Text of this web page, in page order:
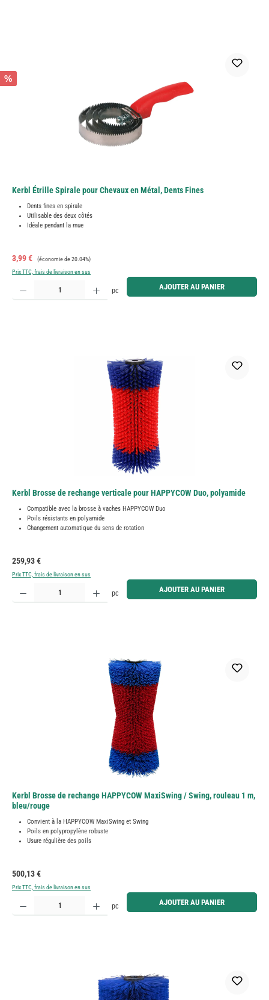
%
Kerbl Étrille Spirale pour Chevaux en Métal, Dents Fines
Dents fines en spirale
Utilisable des deux côtés
Idéale pendant la mue
Prix de vente :
3,99 € Prix régulier :
(économie de 20.04%)
Prix TTC, frais de livraison en sus
Quantité de produit : Entrez la quantité souhaitée ou utilisez les boutons pour augmenter ou
pc AJOUTER AU PANIER
Kerbl Brosse de rechange verticale pour HAPPYCOW Duo, polyamide
Compatible avec la brosse à vaches HAPPYCOW Duo
Poils résistants en polyamide
Changement automatique du sens de rotation
Prix régulier :
259,93 €
Prix TTC, frais de livraison en sus
Quantité de produit : Entrez la quantité souhaitée ou utilisez les boutons pour augmenter ou
pc AJOUTER AU PANIER
Kerbl Brosse de rechange HAPPYCOW MaxiSwing / Swing, rouleau 1 m,
bleu/rouge
Convient à la HAPPYCOW MaxiSwing et Swing
Poils en polypropylène robuste
Usure régulière des poils
Prix régulier :
500,13 €
Prix TTC, frais de livraison en sus
Quantité de produit : Entrez la quantité souhaitée ou utilisez les boutons pour augmenter ou
pc AJOUTER AU PANIER